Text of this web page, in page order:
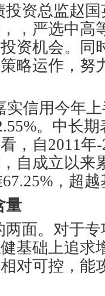
资总监赵
，严选中高
资机会。同
略运作，努
实信用今年
。中长
，自2011年
自成立以来
，超
量
两面。对于
基础上追求
对可控，能